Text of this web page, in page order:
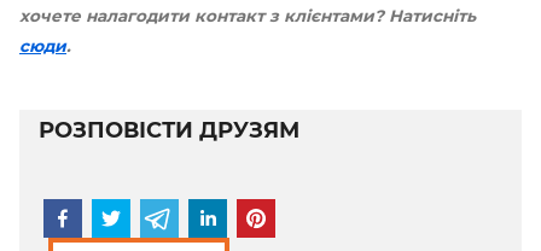
хочете налагодити контакт з клієнтами? Натисніть
сюди.
РОЗПОВІСТИ ДРУЗЯМ